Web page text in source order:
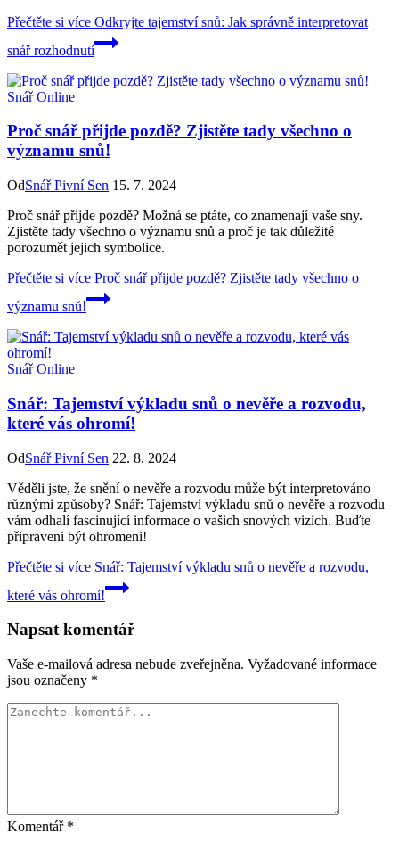
Přečtěte si více Odkryjte tajemství snů: Jak správně interpretovat
snář rozhodnutí
Snář Online
Proč snář přijde pozdě? Zjistěte tady všechno o
významu snů!
OdSnář Pivní Sen 15. 7. 2024
Proč snář přijde pozdě? Možná se ptáte, co znamenají vaše sny.
Zjistěte tady všechno o významu snů a proč je tak důležité
porozumět jejich symbolice.
Přečtěte si více Proč snář přijde pozdě? Zjistěte tady všechno o
významu snů!
Snář Online
Snář: Tajemství výkladu snů o nevěře a rozvodu,
které vás ohromí!
OdSnář Pivní Sen 22. 8. 2024
Věděli jste, že snění o nevěře a rozvodu může být interpretováno
různými způsoby? Snář: Tajemství výkladu snů o nevěře a rozvodu
vám odhalí fascinující informace o vašich snových vizích. Buďte
připraveni být ohromeni!
Přečtěte si více Snář: Tajemství výkladu snů o nevěře a rozvodu,
které vás ohromí!
Napsat komentář
Vaše e-mailová adresa nebude zveřejněna. Vyžadované informace
jsou označeny *
Komentář *